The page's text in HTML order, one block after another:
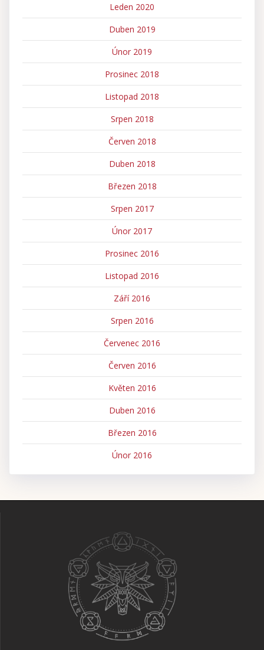
Leden 2020
Duben 2019
Únor 2019
Prosinec 2018
Listopad 2018
Srpen 2018
Červen 2018
Duben 2018
Březen 2018
Srpen 2017
Únor 2017
Prosinec 2016
Listopad 2016
Září 2016
Srpen 2016
Červenec 2016
Červen 2016
Květen 2016
Duben 2016
Březen 2016
Únor 2016